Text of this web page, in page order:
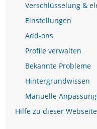
Verschlüsselung &
Einstellungen
Add-ons
Profile verwalten
Bekannte Probleme
Hintergrundwissen
Manuelle
Hilfe zu dieser Webseite